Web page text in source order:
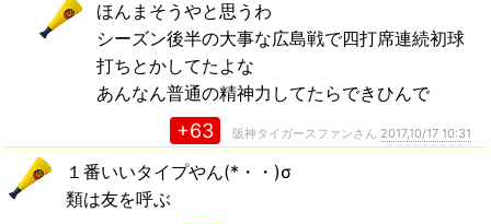
ほんまそうやと思うわ
シーズン後半の大事な広島戦で四打席連続初球
打ちとかしてたよな
あんなん普通の精神力してたらできひんで
+63 阪神タイガースファンさん 2017,10/17 10:31
１番いいタイプやん(*・・)σ
類は友を呼ぶ